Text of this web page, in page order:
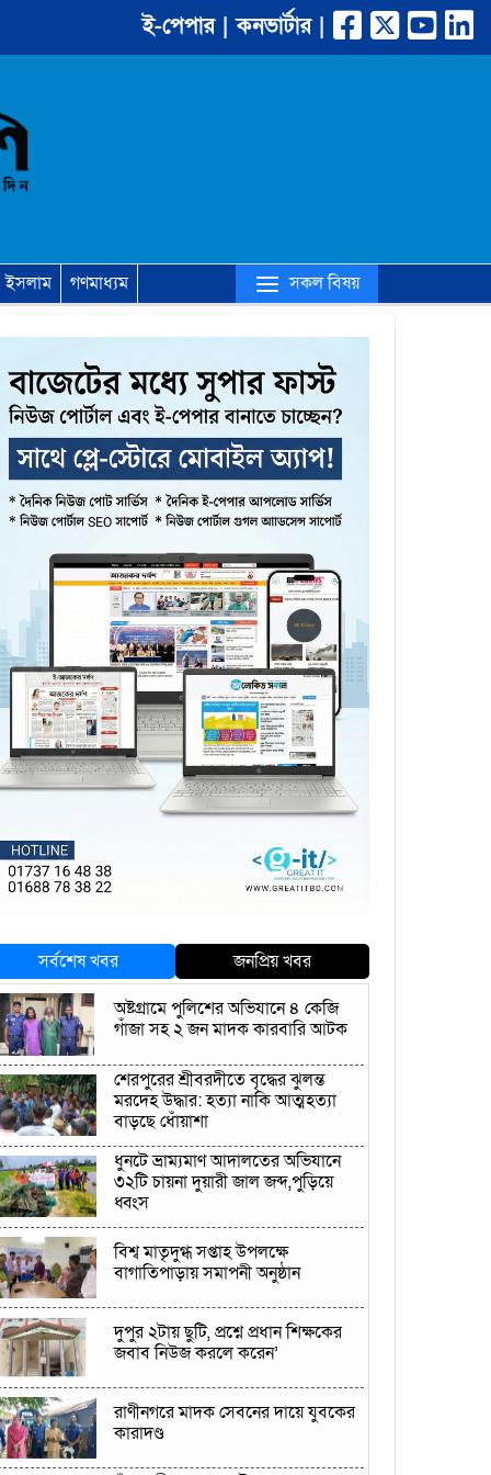
ই-পেপার |
(current) কনভার্টার |
ইসলাম গণমাধ্যম সকল বিষয়
সর্বশেষ খবর
জনপ্রিয় খবর
অষ্টগ্রামে পুলিশের অভিযানে ৪ কেজি
গাঁজা সহ ২ জন মাদক কারবারি আটক
শেরপুরের শ্রীবরদীতে বৃদ্ধের ঝুলন্ত
মরদেহ উদ্ধার: হত্যা নাকি আত্মহত্যা
বাড়ছে ধোঁয়াশা
ধুনটে ভ্রাম্যমাণ আদালতের অভিযানে
৩২টি চায়না দুয়ারী জাল জব্দ,পুড়িয়ে
ধ্বংস
বিশ্ব মাতৃদুগ্ধ সপ্তাহ উপলক্ষে
বাগাতিপাড়ায় সমাপনী অনুষ্ঠান
দুপুর ২টায় ছুটি, প্রশ্নে প্রধান শিক্ষকের
জবাব নিউজ করলে করেন’
রাণীনগরে মাদক সেবনের দায়ে যুবকের
কারাদণ্ড